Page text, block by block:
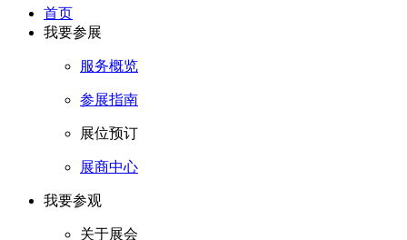
首页
我要参展
服务概览
参展指南
展位预订
展商中心
我要参观
关于展会